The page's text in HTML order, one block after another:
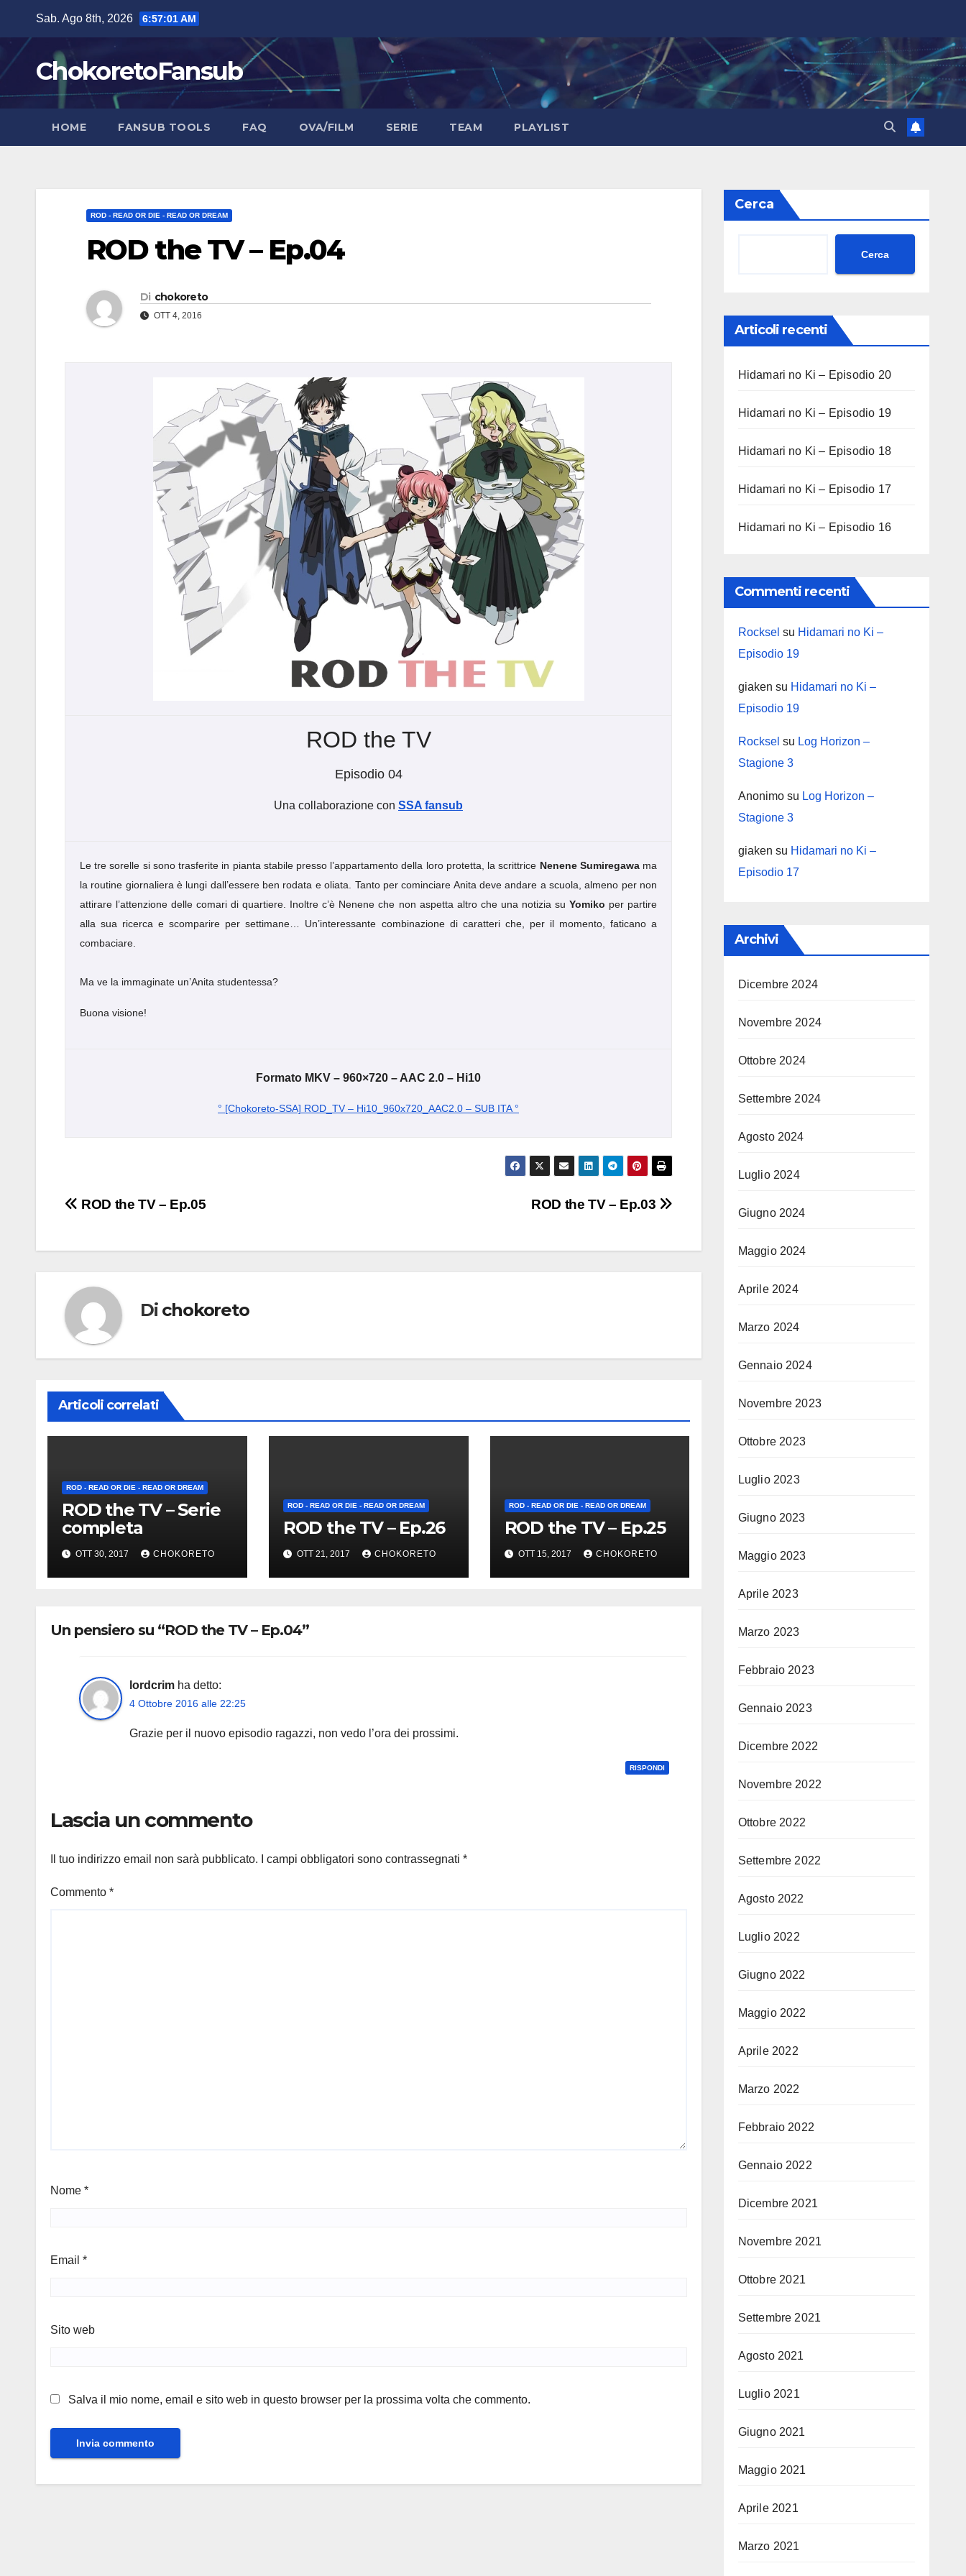
contenuto
Sab. Ago 8th, 2026 6:57:02 AM
ChokoretoFansub
HOME FANSUB TOOLS FAQ OVA/FILM SERIE TEAM PLAYLIST
ROD - READ OR DIE - READ OR DREAM
ROD the TV – Ep.04
Di chokoreto
OTT 4, 2016
ROD the TV
Episodio 04
Una collaborazione con SSA fansub
Le tre sorelle si sono trasferite in pianta stabile presso l’appartamento della loro protetta, la scrittrice Nenene Sumiregawama
la routine giornaliera è lungi dall’essere ben rodata e oliata. Tanto per cominciare Anita deve andare a scuola, almeno per non
attirare l’attenzione delle comari di quartiere. Inoltre c’è Nenene che non aspetta altro che una notizia su Yomiko per partire
alla sua ricerca e scomparire per settimane… Un’interessante combinazione di caratteri che, per il momento, faticano a
combaciare.
Ma ve la immaginate un’Anita studentessa?
Buona visione!
Formato MKV – 960×720 – AAC 2.0 – Hi10
° [Chokoreto-SSA] ROD_TV – Hi10_960x720_AAC2.0 – SUB ITA °
Navigazione
ROD the TV – Ep.03
ROD the TV – Ep.05
Di chokoreto
Articoli correlati
ROD - READ OR DIE - READ OR DREAM
ROD the TV – Serie
completa
OTT 30, 2017 CHOKORETO
ROD - READ OR DIE - READ OR DREAM
ROD the TV – Ep.26
OTT 21, 2017 CHOKORETO
ROD - READ OR DIE - READ OR DREAM
ROD the TV – Ep.25
OTT 15, 2017 CHOKORETO
Un pensiero su “ROD the TV – Ep.04”
lordcrim ha detto:
4 Ottobre 2016 alle 22:25
Grazie per il nuovo episodio ragazzi, non vedo l’ora dei prossimi.
RISPONDI
Lascia un commento
Il tuo indirizzo email non sarà pubblicato. I campi obbligatori sono contrassegnati *
Commento *
Nome *
Email *
Sito web
Salva il mio nome, email e sito web in questo browser per la prossima volta che commento.
Cerca
Cerca
Articoli recenti
Hidamari no Ki – Episodio 20
Hidamari no Ki – Episodio 19
Hidamari no Ki – Episodio 18
Hidamari no Ki – Episodio 17
Hidamari no Ki – Episodio 16
Commenti recenti
Rocksel su Hidamari no Ki –
Episodio 19
giaken su Hidamari no Ki –
Episodio 19
Rocksel su Log Horizon –
Stagione 3
Anonimosu Log Horizon –
Stagione 3
giaken su Hidamari no Ki –
Episodio 17
Archivi
Dicembre 2024
Novembre 2024
Ottobre 2024
Settembre 2024
Agosto 2024
Luglio 2024
Giugno 2024
Maggio 2024
Aprile 2024
Marzo 2024
Gennaio 2024
Novembre 2023
Ottobre 2023
Luglio 2023
Giugno 2023
Maggio 2023
Aprile 2023
Marzo 2023
Febbraio 2023
Gennaio 2023
Dicembre 2022
Novembre 2022
Ottobre 2022
Settembre 2022
Agosto 2022
Luglio 2022
Giugno 2022
Maggio 2022
Aprile 2022
Marzo 2022
Febbraio 2022
Gennaio 2022
Dicembre 2021
Novembre 2021
Ottobre 2021
Settembre 2021
Agosto 2021
Luglio 2021
Giugno 2021
Maggio 2021
Aprile 2021
Marzo 2021